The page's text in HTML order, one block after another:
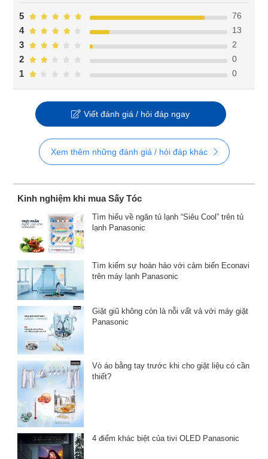
1 0
2 0
3 2
4 13
5 76
Viết đánh giá / hỏi đáp ngay
Xem thêm những đánh giá / hỏi đáp khác
Kinh nghiệm khi mua Sấy Tóc
Tìm hiểu về ngăn tủ lạnh “Siêu Cool” trên tủ
lạnh Panasonic
Tìm kiếm sự hoàn hảo với cảm biến Econavi
trên máy lạnh Panasonic
Giặt giũ không còn là nỗi vất vả với máy giặt
Panasonic
Vò áo bằng tay trước khi cho giặt liệu có cần
thiết?
4 điểm khác biệt của tivi OLED Panasonic